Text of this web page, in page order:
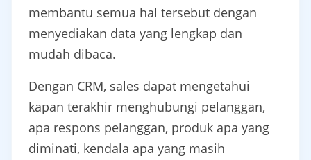
membantu semua hal tersebut dengan
menyediakan data yang lengkap dan
mudah dibaca.
Dengan CRM, sales dapat mengetahui
kapan terakhir menghubungi pelanggan,
apa respons pelanggan, produk apa yang
diminati, kendala apa yang masih